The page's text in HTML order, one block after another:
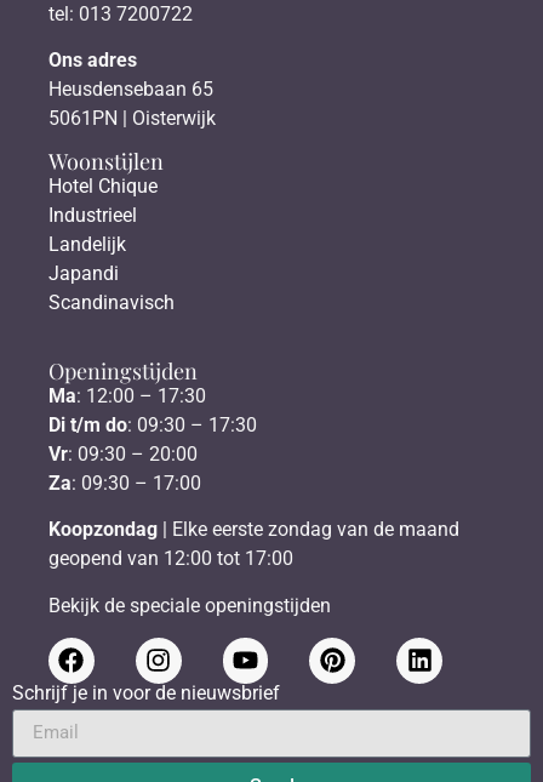
tel: 013 7200722
Ons adres
Heusdensebaan 65
5061PN | Oisterwijk
Woonstijlen
Hotel Chique
Industrieel
Landelijk
Japandi
Scandinavisch
Openingstijden
Ma: 12:00 – 17:30
Di t/m do: 09:30 – 17:30
Vr: 09:30 – 20:00
Za: 09:30 – 17:00
Koopzondag | Elke eerste zondag van de maand
geopend van 12:00 tot 17:00
Bekijk de speciale openingstijden
Schrijf je in voor de nieuwsbrief